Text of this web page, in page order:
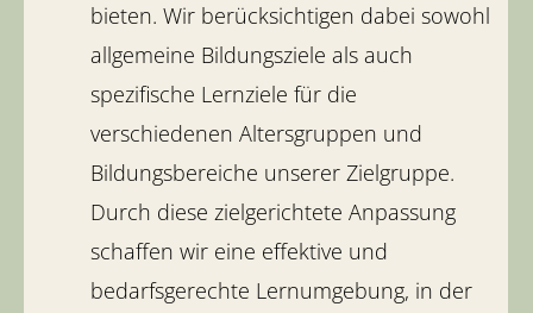
bieten. Wir berücksichtigen dabei sowohl
allgemeine Bildungsziele als auch
spezifische Lernziele für die
verschiedenen Altersgruppen und
Bildungsbereiche unserer Zielgruppe.
Durch diese zielgerichtete Anpassung
schaffen wir eine effektive und
bedarfsgerechte Lernumgebung, in der